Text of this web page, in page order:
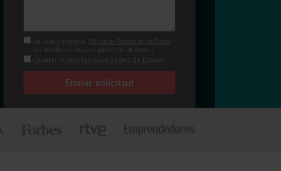
He leído y acepto la Política de Protección de Datos
Ver detalles de nuestra protección de datos +
Quiero recibir las novedades de Doiser
Enviar solicitud